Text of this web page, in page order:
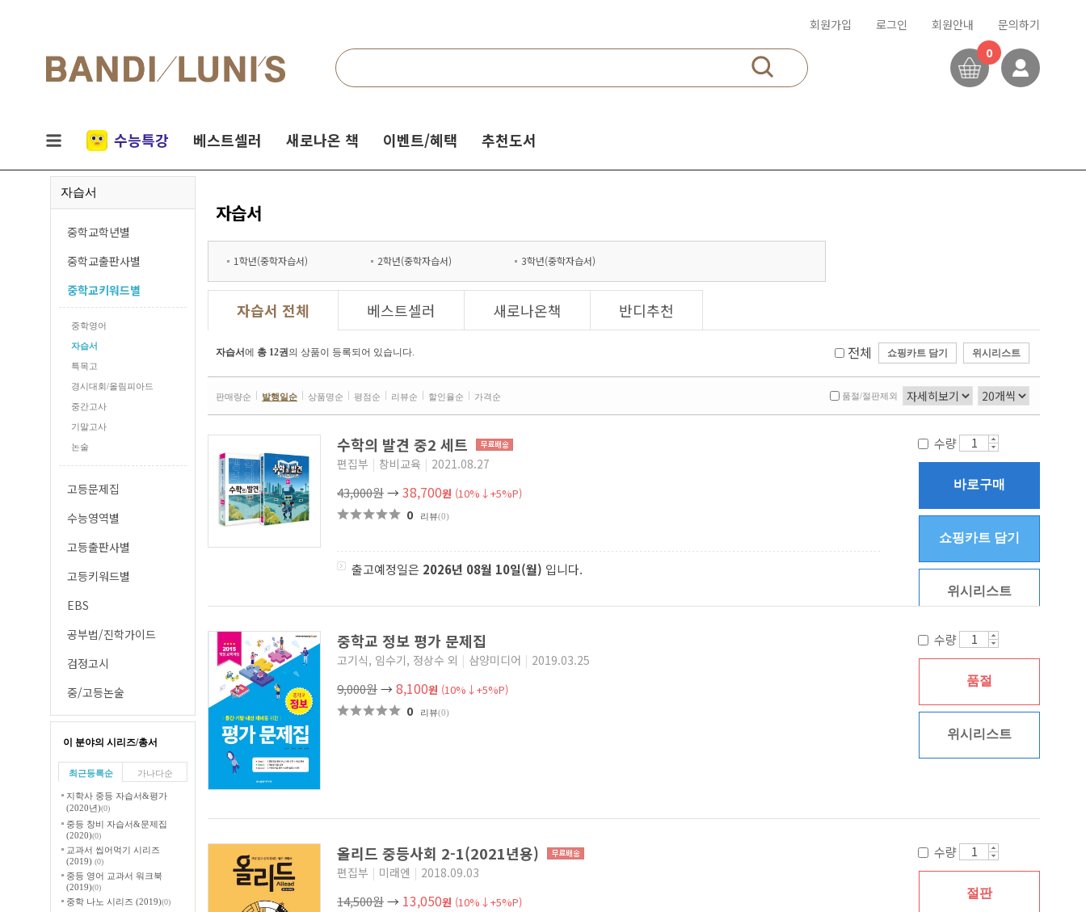
회원가입 로그인 회원안내 문의하기
검색 0
실시간
인기
수능특강 베스트셀러 새로나온 책 이벤트/혜택 추천도서
자습서
중학교학년별
중학교출판사별
중학교키워드별
중학영어
자습서
특목고
경시대회/올림피아드
중간고사
기말고사
논술
고등문제집
수능영역별
고등출판사별
고등키워드별
EBS
공부법/진학가이드
검정고시
중/고등논술
이 분야의 시리즈/총서
최근등록순 가나다순
지학사 중등 자습서&평가
(2020년)(0)
중등 창비 자습서&문제집
(2020)(0)
교과서 씹어먹기 시리즈
(2019) (0)
중등 영어 교과서 워크북
(2019)(0)
중학 나노 시리즈 (2019)(0)
자습서
1학년(중학자습서) 2학년(중학자습서) 3학년(중학자습서)
자습서 전체 베스트셀러 새로나온책 반디추천
판매량순 발행일순 상품명순 평점순 리뷰순 할인율순 가격순 품절/절판제외
자습서에 총 12권의 상품이 등록되어 있습니다. 전체 쇼핑카트 담기 위시리스트
수학의 발견 중2 세트
편집부 | 창비교육 | 2021.08.27
43,000원→38,700원 (10%↓+5%P)
0 리뷰(0)
출고예정일은 2026년 08월 10일(월) 입니다.
수량
바로구매
쇼핑카트 담기
위시리스트
중학교 정보 평가 문제집
고기식, 임수기, 정상수 외 | 삼양미디어 | 2019.03.25
9,000원→8,100원 (10%↓+5%P)
0 리뷰(0)
수량
품절
위시리스트
올리드 중등사회 2-1(2021년용)
편집부 | 미래엔 | 2018.09.03
14,500원→ 13,050원 (10%↓+5%P)
수량
절판